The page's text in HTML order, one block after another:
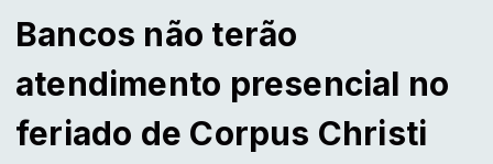
Bancos não terão
atendimento presencial no
feriado de Corpus Christi